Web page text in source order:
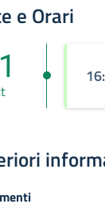
e Orari